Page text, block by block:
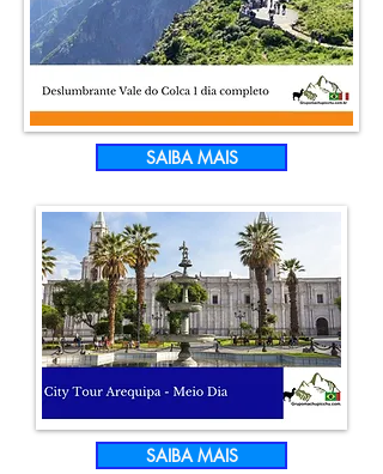
SAIBA MAIS
SAIBA MAIS